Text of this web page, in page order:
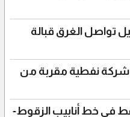
تواصل الغرق قبالة
شركة نفطية مقربة من
في خط أنابيب الزقوط-